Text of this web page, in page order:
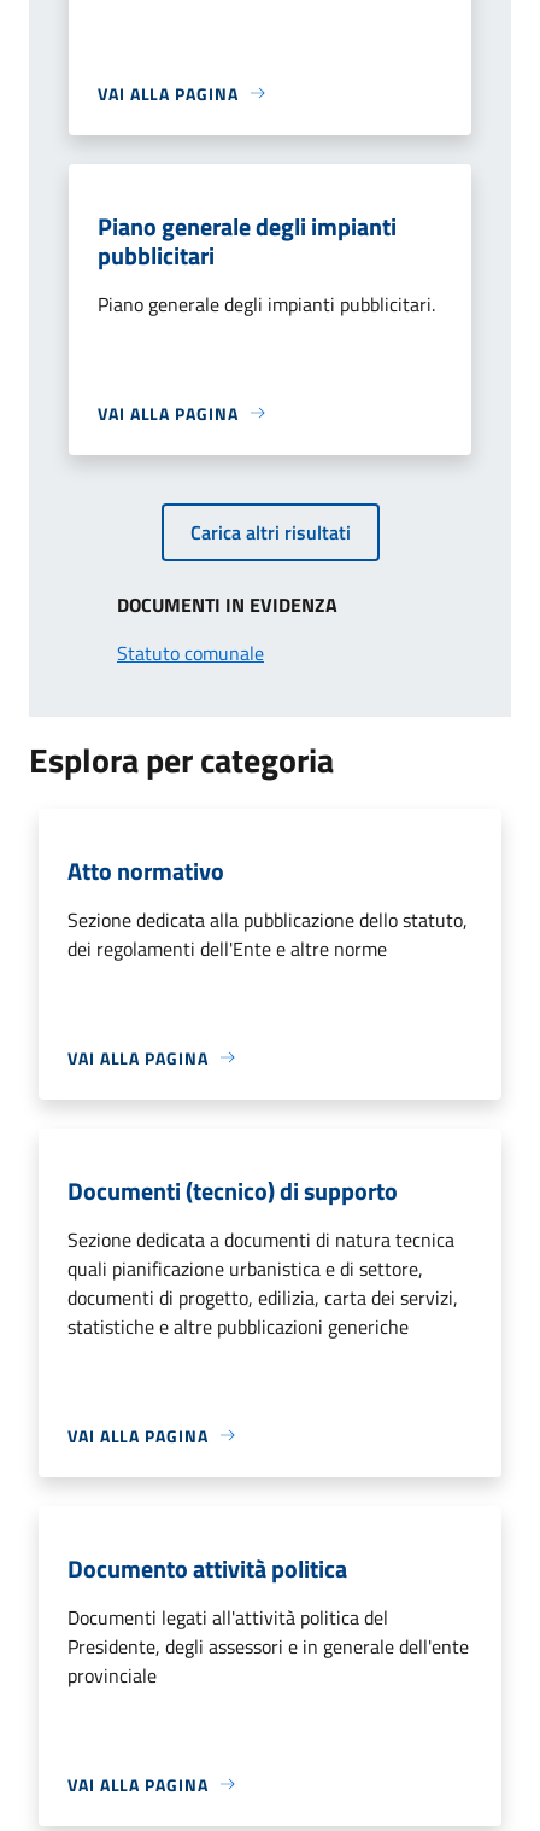
VAI ALLA PAGINA
Piano generale degli impianti
pubblicitari
Piano generale degli impianti pubblicitari.
VAI ALLA PAGINA
Carica altri risultati
DOCUMENTI IN EVIDENZA
Statuto comunale
Esplora per categoria
Atto normativo
Sezione dedicata alla pubblicazione dello statuto,
dei regolamenti dell'Ente e altre norme
VAI ALLA PAGINA
Documenti (tecnico) di supporto
Sezione dedicata a documenti di natura tecnica
quali pianificazione urbanistica e di settore,
documenti di progetto, edilizia, carta dei servizi,
statistiche e altre pubblicazioni generiche
VAI ALLA PAGINA
Documento attività politica
Documenti legati all'attività politica del
Presidente, degli assessori e in generale dell'ente
provinciale
VAI ALLA PAGINA